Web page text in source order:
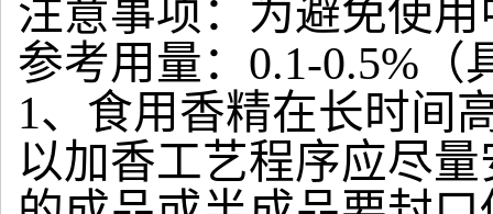
注意事项：为避免使
参考用量：0.1-0.5%
1、食用香精在长时间
以加香工艺程序应尽